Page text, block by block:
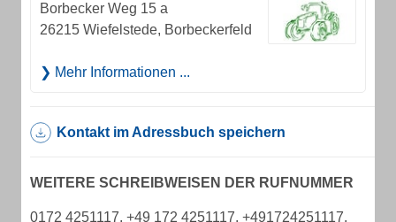
Borbecker Weg 15 a
26215 Wiefelstede, Borbeckerfeld
Mehr Informationen ...
Kontakt im Adressbuch speichern
WEITERE SCHREIBWEISEN DER RUFNUMMER
0172 4251117, +49 172 4251117, +491724251117,